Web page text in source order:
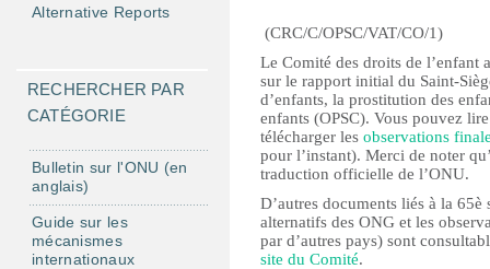
(CRC/C/OPSC/VAT/CO/1)
Le Comité des droits de l’enfant
sur le rapport initial du Saint-
d’enfants, la prostitution des
enfants (OPSC). Vous pouvez
télécharger les observations
pour l’instant). Merci de noter
traduction officielle de l’ONU.
D’autres documents liés à la
alternatifs des ONG et les
par d’autres pays) sont
site du Comité.
Alternative Reports
RECHERCHER PAR
CATÉGORIE
Bulletin sur l'ONU (en
anglais)
Guide sur les
mécanismes
internationaux